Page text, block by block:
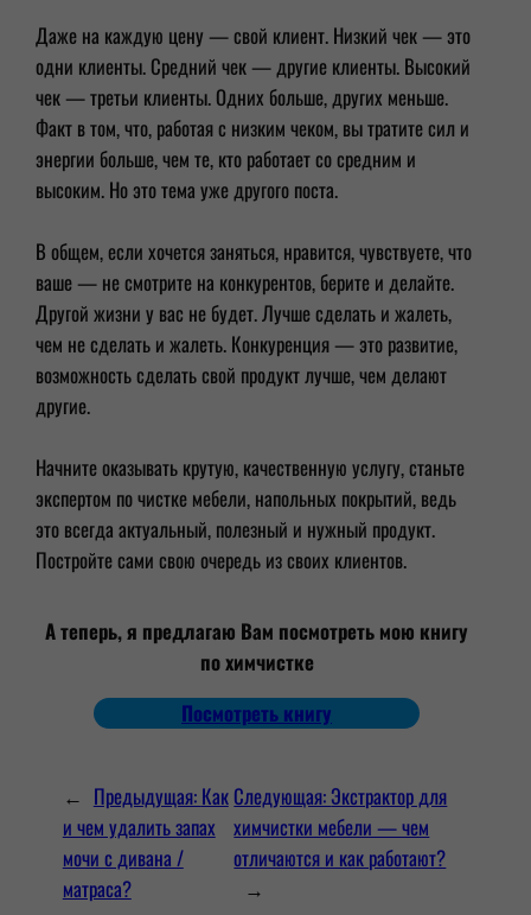
Даже на каждую цену — свой клиент. Низкий чек — это
одни клиенты. Средний чек — другие клиенты. Высокий
чек — третьи клиенты. Одних больше, других меньше.
Факт в том, что, работая с низким чеком, вы тратите сил и
энергии больше, чем те, кто работает со средним и
высоким. Но это тема уже другого поста.
В общем, если хочется заняться, нравится, чувствуете, что
ваше — не смотрите на конкурентов, берите и делайте.
Другой жизни у вас не будет. Лучше сделать и жалеть,
чем не сделать и жалеть. Конкуренция — это развитие,
возможность сделать свой продукт лучше, чем делают
другие.
Начните оказывать крутую, качественную услугу, станьте
экспертом по чистке мебели, напольных покрытий, ведь
это всегда актуальный, полезный и нужный продукт.
Постройте сами свою очередь из своих клиентов.
А теперь, я предлагаю Вам посмотреть мою книгу
по химчистке
Посмотреть книгу
← Предыдущая: Как
и чем удалить запах
мочи с дивана /
матраса?
Следующая: Экстрактор для
химчистки мебели — чем
отличаются и как работают?
→